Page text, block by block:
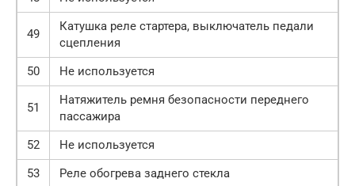
49
Катушка реле стартера, выключатель педали
сцепления
50
Не используется
51
Натяжитель ремня безопасности переднего
пассажира
52
Не используется
53
Реле обогрева заднего стекла